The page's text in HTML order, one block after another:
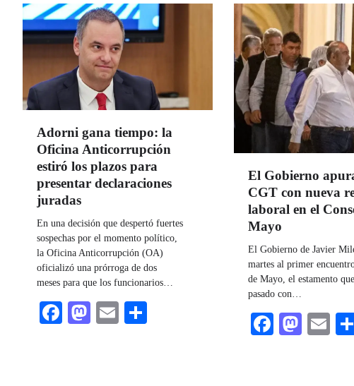
Adorni gana tiempo: la
Oficina Anticorrupción
estiró los plazos para
presentar declaraciones
juradas
En una decisión que despertó fuertes
sospechas por el momento político,
la Oficina Anticorrupción (OA)
oficializó una prórroga de dos
meses para que los funcionarios…
Facebook
Mastodon
Email
El Gobierno
CGT con nueva
laboral en el
Mayo
El Gobierno de Javier
martes al primer
de Mayo, el estamento
pasado con…
Facebook